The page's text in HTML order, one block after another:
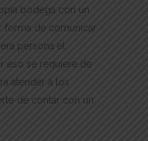
bodega con un
forma de comunicar
persona el
eso se requiere de
atender a los
de contar con un